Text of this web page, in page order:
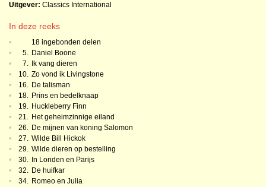
Uitgever: Classics International
In deze reeks
•
18 ingebonden delen
•
5. Daniel Boone
•
7.
Ik vang dieren
•
10. Zo vond ik Livingstone
•
16. De talisman
•
18. Prins en bedelknaap
•
19. Huckleberry Finn
•
21. Het geheimzinnige eiland
•
26. De mijnen van koning Salomon
•
27. Wilde Bill Hickok
•
29. Wilde dieren op bestelling
•
30. In Londen en Parijs
•
32. De huifkar
•
34. Romeo en Julia